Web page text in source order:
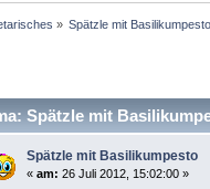
» Spätzle mit
Spätzle mit
Spätzle mit Basilikumpesto
« am: 26 Juli 2012, 15:02:00 »